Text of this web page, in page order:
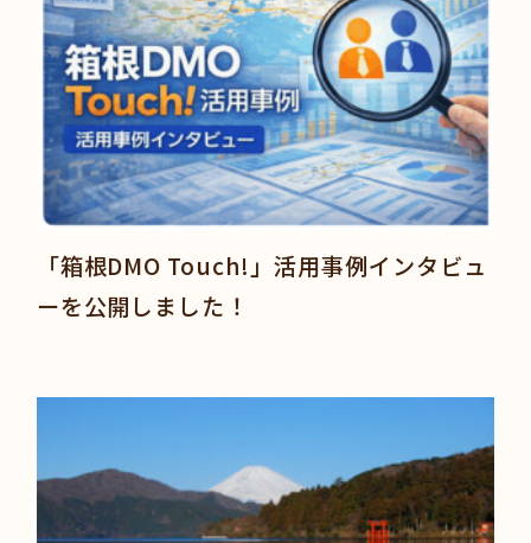
「箱根DMO Touch!」活用事例インタビュ
ーを公開しました！